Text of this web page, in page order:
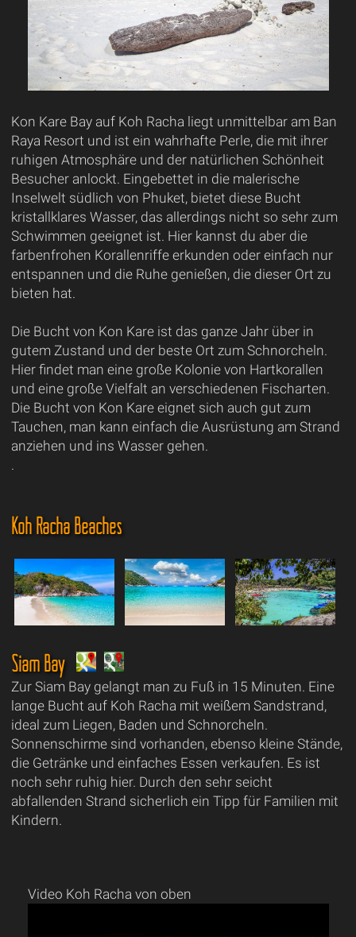
Kon Kare Bay auf Koh Racha liegt unmittelbar am Ban
Raya Resort und ist ein wahrhafte Perle, die mit ihrer
ruhigen Atmosphäre und der natürlichen Schönheit
Besucher anlockt. Eingebettet in die malerische
Inselwelt südlich von Phuket, bietet diese Bucht
kristallklares Wasser, das allerdings nicht so sehr zum
Schwimmen geeignet ist. Hier kannst du aber die
farbenfrohen Korallenriffe erkunden oder einfach nur
entspannen und die Ruhe genießen, die dieser Ort zu
bieten hat.
Die Bucht von Kon Kare ist das ganze Jahr über in
gutem Zustand und der beste Ort zum Schnorcheln.
Hier findet man eine große Kolonie von Hartkorallen
und eine große Vielfalt an verschiedenen Fischarten.
Die Bucht von Kon Kare eignet sich auch gut zum
Tauchen, man kann einfach die Ausrüstung am Strand
anziehen und ins Wasser gehen.
.
Koh Racha Beaches
Siam Bay
Zur Siam Bay gelangt man zu Fuß in 15 Minuten. Eine
lange Bucht auf Koh Racha mit weißem Sandstrand,
ideal zum Liegen, Baden und Schnorcheln.
Sonnenschirme sind vorhanden, ebenso kleine Stände,
die Getränke und einfaches Essen verkaufen. Es ist
noch sehr ruhig hier. Durch den sehr seicht
abfallenden Strand sicherlich ein Tipp für Familien mit
Kindern.
Video Koh Racha von oben